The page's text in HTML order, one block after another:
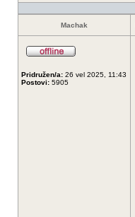
Machak
Pridružen/a: 26 vel 2025, 11:43
Postovi: 5905